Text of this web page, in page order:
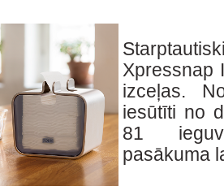
Xpressnap
izceļas.
iesūtīti no
81
pasākuma